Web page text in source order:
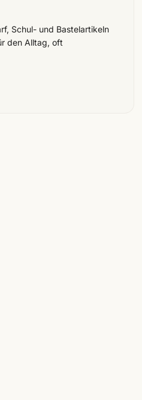
Schul- und Bastelartikeln
den Alltag, oft